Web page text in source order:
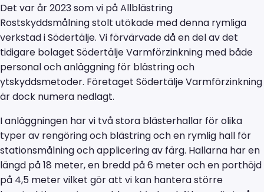
Det var år 2023 som vi på Allblästring
Rostskyddsmålning stolt utökade med denna rymliga
verkstad i Södertälje. Vi förvärvade då en del av det
tidigare bolaget Södertälje Varmförzinkning med både
personal och anläggning för blästring och
ytskyddsmetoder. Företaget Södertälje Varmförzinkning
är dock numera nedlagt.
I anläggningen har vi två stora blästerhallar för olika
typer av rengöring och blästring och en rymlig hall för
stationsmålning och applicering av färg. Hallarna har en
längd på 18 meter, en bredd på 6 meter och en porthöjd
på 4,5 meter vilket gör att vi kan hantera större